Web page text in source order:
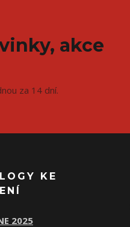
akce
za 14 dní.
KE
2025